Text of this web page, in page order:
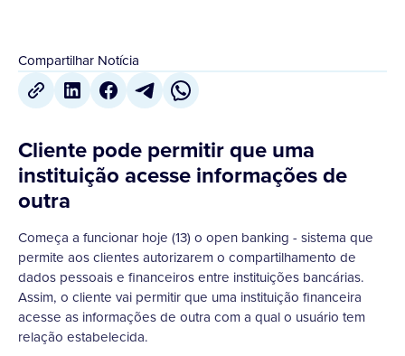
Compartilhar Notícia
Cliente pode permitir que uma
instituição acesse informações de
outra
Começa a funcionar hoje (13) o open banking - sistema que
permite aos clientes autorizarem o compartilhamento de
dados pessoais e financeiros entre instituições bancárias.
Assim, o cliente vai permitir que uma instituição financeira
acesse as informações de outra com a qual o usuário tem
relação estabelecida.